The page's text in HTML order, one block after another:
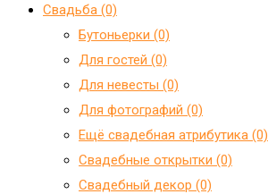
Свадьба (0)
Бутоньерки (0)
Для гостей (0)
Для невесты (0)
Для фотографий (0)
Ещё свадебная атрибутика (0)
Свадебные открытки (0)
Свадебный декор (0)